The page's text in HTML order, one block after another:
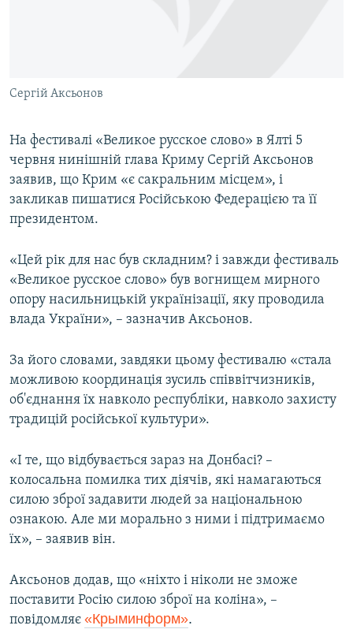
ІНФОГРАФІКА
ДОЛУЧАЙСЯ!
Усі сайти RFE/RL
Сергій Аксьонов
На фестивалі «Великое русское слово» в Ялті 5
червня нинішній глава Криму Сергій Аксьонов
заявив, що Крим «є сакральним місцем», і
закликав пишатися Російською Федерацією та її
президентом.
«Цей рік для нас був складним? і завжди фестиваль
«Великое русское слово» був вогнищем мирного
опору насильницькій українізації, яку проводила
влада України», – зазначив Аксьонов.
За його словами, завдяки цьому фестивалю «стала
можливою координація зусиль співвітчизників,
об'єднання їх навколо республіки, навколо захисту
традицій російської культури».
«І те, що відбувається зараз на Донбасі? –
колосальна помилка тих діячів, які намагаються
силою зброї задавити людей за національною
ознакою. Але ми морально з ними і підтримаємо
їх», – заявив він.
Аксьонов додав, що «ніхто і ніколи не зможе
поставити Росію силою зброї на коліна», –
повідомляє «Крыминформ».